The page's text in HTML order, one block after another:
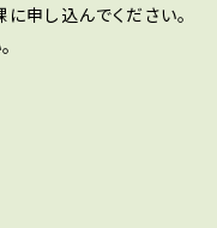
申し込んでください。